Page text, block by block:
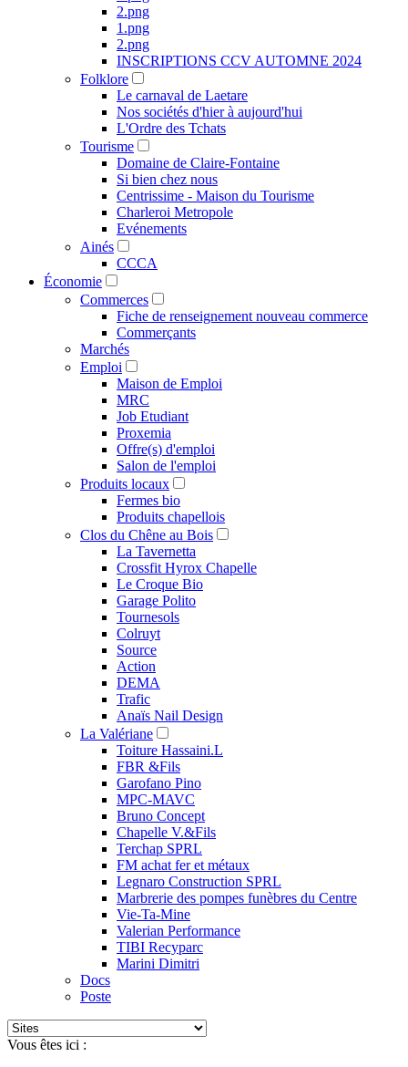
2.png
1.png
2.png
INSCRIPTIONS CCV AUTOMNE 2024
Folklore
Le carnaval de Laetare
Nos sociétés d'hier à aujourd'hui
L'Ordre des Tchats
Tourisme
Domaine de Claire-Fontaine
Si bien chez nous
Centrissime - Maison du Tourisme
Charleroi Metropole
Evénements
Ainés
CCCA
Économie
Commerces
Fiche de renseignement nouveau commerce
Commerçants
Marchés
Emploi
Maison de Emploi
MRC
Job Etudiant
Proxemia
Offre(s) d'emploi
Salon de l'emploi
Produits locaux
Fermes bio
Produits chapellois
Clos du Chêne au Bois
La Tavernetta
Crossfit Hyrox Chapelle
Le Croque Bio
Garage Polito
Tournesols
Colruyt
Source
Action
DEMA
Trafic
Anaïs Nail Design
La Valériane
Toiture Hassaini.L
FBR &Fils
Garofano Pino
MPC-MAVC
Bruno Concept
Chapelle V.&Fils
Terchap SPRL
FM achat fer et métaux
Legnaro Construction SPRL
Marbrerie des pompes funèbres du Centre
Vie-Ta-Mine
Valerian Performance
TIBI Recyparc
Marini Dimitri
Docs
Poste
Vous êtes ici :